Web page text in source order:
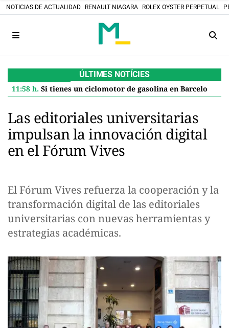
NOTICIAS DE ACTUALIDAD RENAULT NIAGARA ROLEX OYSTER PERPETUAL
ÚLTIMES NOTÍCIES
11:58 h. Si tienes un ciclomotor de gasolina en Barcelona, el Ayuntamiento te paga 600 euros por jubilarlo: así se solicita la ayuda
Las editoriales universitarias
impulsan la innovación digital
en el Fórum Vives
El Fórum Vives refuerza la cooperación y la
transformación digital de las editoriales
universitarias con nuevas herramientas y
estrategias académicas.